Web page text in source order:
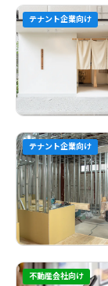
テナント企業向け
テナント企業向け
不動産会社向け